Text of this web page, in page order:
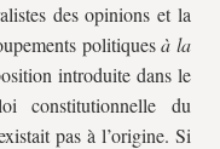
des opinions et la
politiquesà la
introduite dans le
constitutionnelle du
pas à l’origine. Si